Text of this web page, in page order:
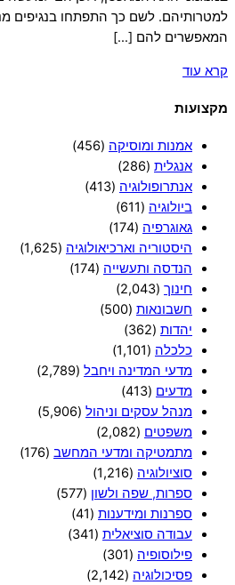
למטרותיהם. לשם כך התפתחו בנגיפים
המאפשרים להם […]
קרא עוד
מקצועות
אמנות ומוסיקה (456)
אנגלית (286)
אנתרופולוגיה (413)
ביולוגיה (611)
גאוגרפיה (174)
היסטוריה וארכיאולוגיה (1,625)
הנדסה ותעשייה (174)
חינוך (2,043)
חשבונאות (500)
יהדות (362)
כלכלה (1,101)
מדעי המדינה ויחבל (2,789)
מדעים (413)
מנהל עסקים וניהול (5,906)
משפטים (2,082)
מתמטיקה ומדעי המחשב (176)
סוציולוגיה (1,216)
ספרות, שפה ולשון (577)
ספרנות ומידענות (41)
עבודה סוציאלית (341)
פילוסופיה (301)
פסיכולוגיה (2,142)